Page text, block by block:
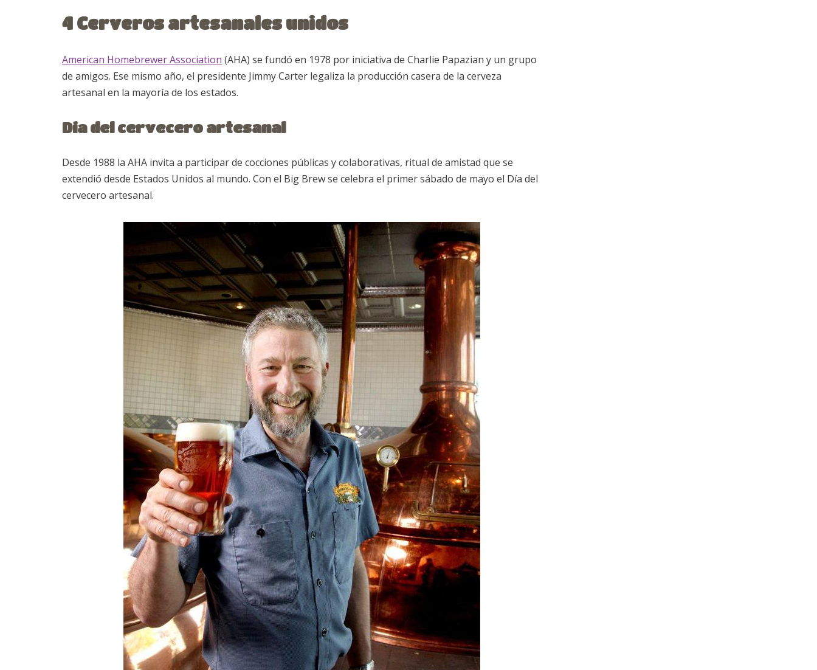
4 Cerveros artesanales unidos
American Homebrewer Association (AHA) se fundó en 1978 por iniciativa de Charlie Papazian y un grupo
de amigos. Ese mismo año, el presidente Jimmy Carter legaliza la producción casera de la cerveza
artesanal en la mayoría de los estados.
Día del cervecero artesanal
Desde 1988 la AHA invita a participar de cocciones públicas y colaborativas, ritual de amistad que se
extendió desde Estados Unidos al mundo. Con el Big Brew se celebra el primer sábado de mayo el Día del
cervecero artesanal.